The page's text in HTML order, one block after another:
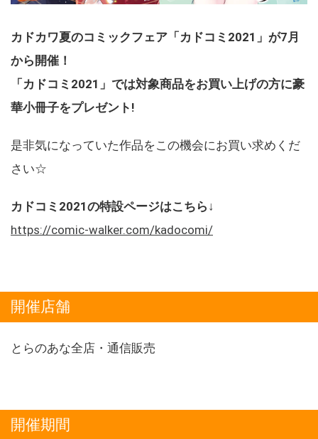
カドカワ夏のコミックフェア「カドコミ2021」が7月
から開催！
「カドコミ2021」では対象商品をお買い上げの方に豪
華小冊子をプレゼント!
是非気になっていた作品をこの機会にお買い求めくだ
さい☆
カドコミ2021の特設ページはこちら↓
https://comic-walker.com/kadocomi/
開催店舗
とらのあな全店・通信販売
開催期間